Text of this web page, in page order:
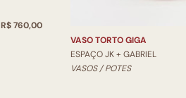
R$ 760,00
VASO TORTO GIGA
ESPAÇO JK + GABRIEL
VASOS / POTES